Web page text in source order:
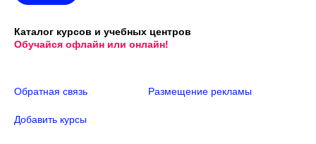
Каталог курсов и учебных центров
Обучайся офлайн или онлайн!
Обратная связь Размещение рекламы
Добавить курсы